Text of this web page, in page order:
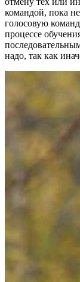
командой, пока
голосовую
процессе
надо, так как